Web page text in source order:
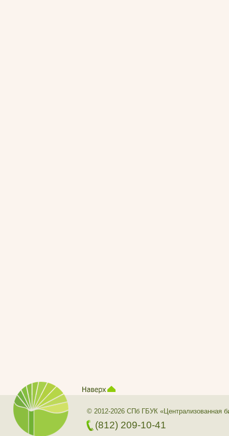
© 2012-2026 СПб ГБУК «Централизованная
(812) 209-10-41